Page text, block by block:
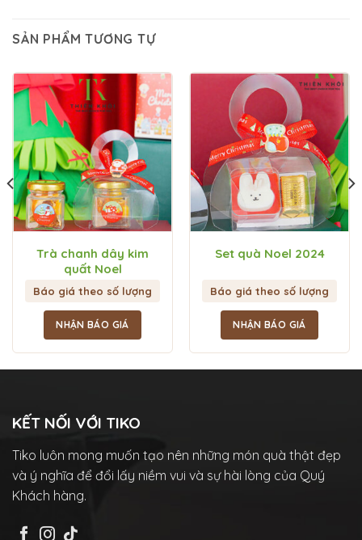
SẢN PHẨM TƯƠNG TỰ
Trà chanh dây kim
quất Noel
Báo giá theo số lượng
NHẬN BÁO GIÁ
Set quà Noel 2024
Báo giá theo số lượng
NHẬN BÁO GIÁ
KẾT NỐI VỚI TIKO
Tiko luôn mong muốn tạo nên những món quà thật đẹp
và ý nghĩa để đổi lấy niềm vui và sự hài lòng của Quý
Khách hàng.